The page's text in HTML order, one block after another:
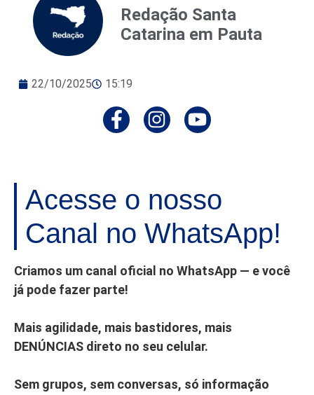
Redação Santa
Catarina em Pauta
22/10/2025 15:19
Acesse o nosso
Canal no WhatsApp!
Criamos um canal oficial no WhatsApp — e você
já pode fazer parte!
Mais agilidade, mais bastidores, mais
DENÚNCIAS direto no seu celular.
Sem grupos, sem conversas, só informação